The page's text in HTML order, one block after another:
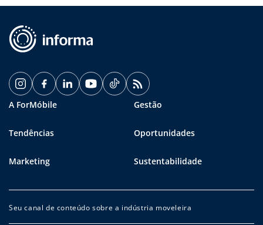
A ForMóbile Gestão
Tendências Oportunidades
Marketing Sustentabilidade
Seu canal de conteúdo sobre a indústria moveleira